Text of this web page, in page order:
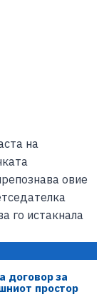
на
овие
го истакнала
договор за
простор